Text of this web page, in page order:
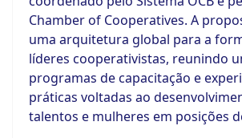
Chamber of Cooperatives. A
uma arquitetura global para a
líderes cooperativistas, reunindo
programas de capacitação e
práticas voltadas ao
talentos e mulheres em posições